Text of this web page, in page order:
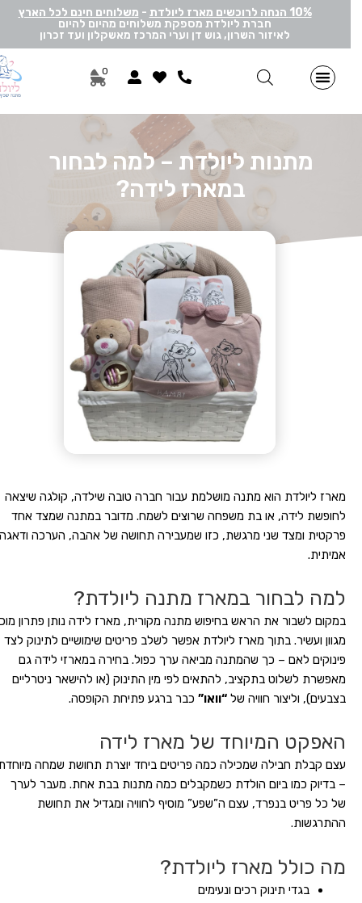
10% הנחה לרוכשים מארז ליולדת -משלוחים חינם לכל הארץ
חברת ליולדת מספקת משלוחים מהיום להיום
לאיזור השרון, גוש דן וערי המרכז מאשקלון ועד זכרון
מתנות ליולדת – למה לבחור
במארז לידה?
מארז ליולדת הוא מתנה מושלמת עבור חברה טובה שילדה, קולגה שיצאה
לחופשת לידה, או בת משפחה שרוצים לשמח. מדובר במתנה שמצד אחד
פרקטית ומצד שני מרגשת, כזו שמעבירה תחושה של אהבה, הערכה ודאגה
אמיתית.
למה לבחור במארז מתנה ליולדת?
במקום לשבור את הראש בחיפוש מתנה מקורית, מארז לידה נותן פתרון מוכן,
מגוון ועשיר. בתוך מארז ליולדת אפשר לשלב פריטים שימושיים לתינוק לצד
פינוקים לאם – כך שהמתנה מביאה ערך כפול. בחירה במארזי לידה גם
מאפשרת לשלוט בתקציב, להתאים לפי מין התינוק (או להישאר ניטרליים
בצבעים), וליצור חוויה של“וואו”כבר ברגע פתיחת הקופסה.
האפקט המיוחד של מארז לידה
עצם קבלת חבילה שמכילה כמה פריטים ביחד יוצרת תחושת שמחה מיוחדת
– בדיוק כמו ביום הולדת כשמקבלים כמה מתנות בבת אחת. מעבר לערך
של כל פריט בנפרד, עצם ה”שפע” מוסיף לחוויה ומגדיל את תחושת
ההתרגשות.
מה כולל מארז ליולדת?
בגדי תינוק רכים ונעימים